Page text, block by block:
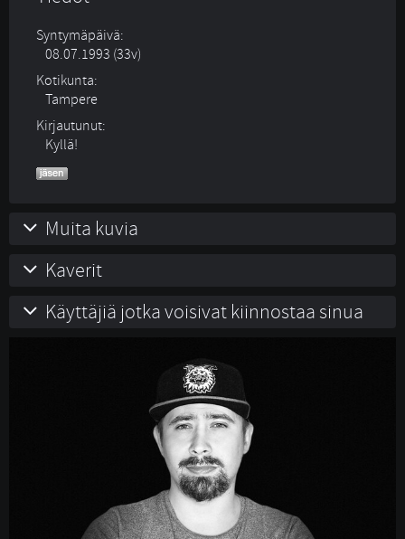
Syntymäpäivä:
08.07.1993 (33v)
Kotikunta:
Tampere
Kirjautunut:
Kyllä!
Muita kuvia
Kaverit
Käyttäjiä jotka voisivat kiinnostaa sinua